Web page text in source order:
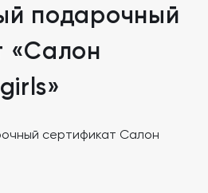
подарочный
«Салон